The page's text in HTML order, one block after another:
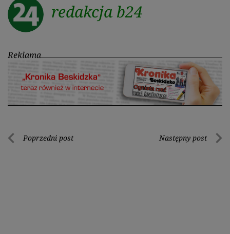
redakcja b24
Reklama
Nawigacja
Poprzedni post Następny post